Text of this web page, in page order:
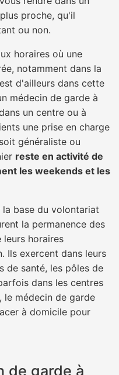
proche, qu'il
ou non.
horaires où une
notamment dans la
d'ailleurs dans cette
médecin de garde à
un centre ou à
une prise en charge
généraliste ou
reste en activité de
les weekends et les
base du volontariat
la permanence des
leurs horaires
Ils exercent dans leurs
de santé, les pôles de
dans les centres
le médecin de garde
à domicile pour
de garde à